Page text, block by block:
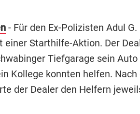
- Für den Ex-Polizisten Adul
einer Starthilfe-Aktion. Der
Tiefgarage sein
Kollege konnten helfen.
der Dealer den Helfern